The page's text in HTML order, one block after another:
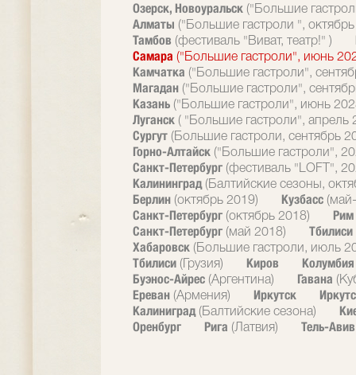
Озерск, Новоуральск ("Большие
Алматы ("Большие гастроли ",
Тамбов (фестиваль "Виват, театр!" )
Самара ("Большие гастроли", июнь
Камчатка ("Большие гастроли",
Магадан ("Большие гастроли",
Казань ("Большие гастроли", июнь
Луганск ( "Большие гастроли", апрель
Сургут (Большие гастроли, сентябрь
Горно-Алтайск ("Большие гастроли",
Санкт-Петербург (фестиваль "LOFT",
Калининград (Балтийские сезоны,
Берлин (октябрь 2019) Кузбасс
Санкт-Петербург (октябрь 2018)
Рим
Санкт-Петербург (май 2018)
Тбилиси
Хабаровск (Большие гастроли, июль
Тбилиси (Грузия) Киров
Буэнос-Айрес (Аргентина) Гавана
Ереван (Армения) Иркутск
Калиниград (Балтийские сезона)
Оренбург
Рига (Латвия) Тель-